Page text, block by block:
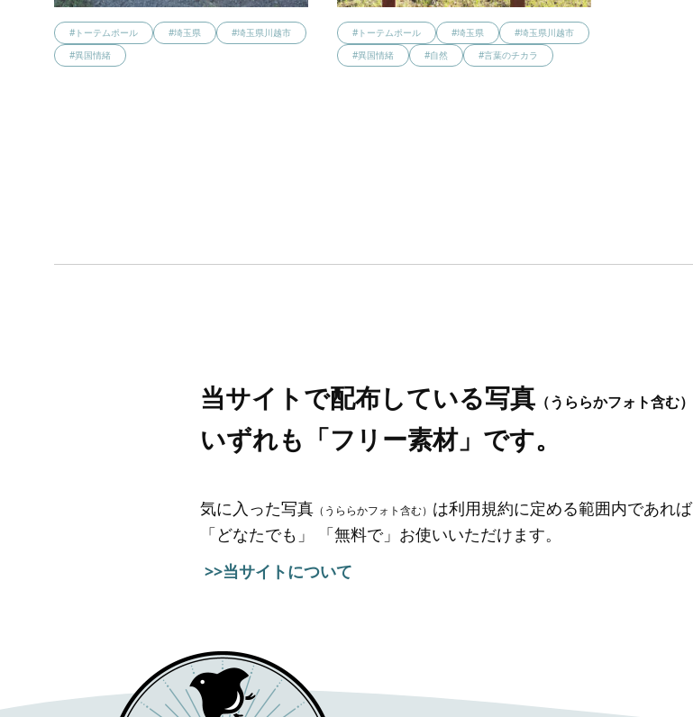
#トーテムポール #埼玉県
#埼玉県川越市
#異国情緒
#トーテムポール #埼玉県
#埼玉県川越市
#異国情緒
#自然 #言葉のチカラ
当サイトで配布している写真 （うららかフォト含む）
いずれも「フリー素材」です。
気に入った写真 （うららかフォト含む） は利用規約に定める範囲内であれば
「どなたでも」 「無料で」お使いいただけます。
>>当サイトについて